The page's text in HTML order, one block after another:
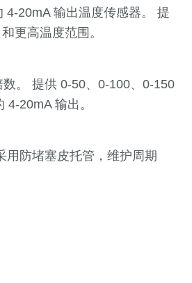
4-20mA 输出温度传感器。 提
更高温度范围。
。 提供 0-50、0-100、0-150
20mA 输出。
用防堵塞皮托管，维护周期